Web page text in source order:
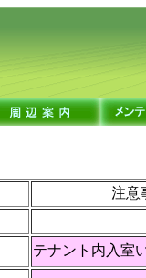
注意
テナント内入室